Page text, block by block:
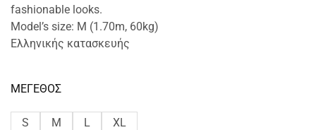
fashionable looks.
Model’s size: M (1.70m, 60kg)
Ελληνικής κατασκευής
ΜΕΓΕΘΟΣ
S M L XL